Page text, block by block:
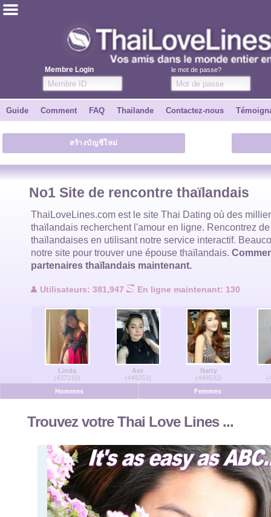
Membre Login le mot de passe?
ไทย
Témoignages
Dire à un ami
Guide
Contactez-nous
Hommes en ligne
Femmes en ligne
Allemand
Espanol
Guide Comment FAQ Thailande Contactez-nous
สร้างบัญชีใหม่
No1 Site de rencontre thaïlandais
ThaiLoveLines.com est le site Thai Dating où des
thaïlandais recherchent l'amour en ligne. Rencontrez
thaïlandaises en utilisant notre service interactif.
notre site pour trouver une épouse thaïlandais.
partenaires thaïlandais maintenant.
Utilisateurs: 381,947 En ligne maintenant: 130
Linda
(437210)
Aor
(449253)
Natty
(448532)
Hommes
Femmes
Trouvez votre Thai Love Lines ...